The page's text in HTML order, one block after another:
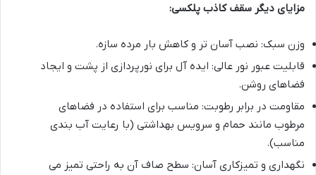
مزایای دیگر سقف کاذب پلکسی:
وزن سبک: نصب آسان تر و کاهش بار مرده سازه.
قابلیت عبور نور عالی: ایده آل برای نورپردازی از پشت و ایجاد
فضاهای روشن.
مقاومت در برابر رطوبت: مناسب برای استفاده در فضاهای
مرطوب مانند حمام و سرویس بهداشتی (با رعایت آب بندی
مناسب).
نگهداری و تمیزکاری آسان: سطح صاف آن به راحتی تمیز می